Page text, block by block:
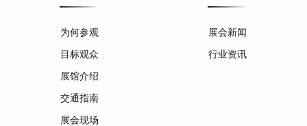
为何参观
目标观众
展馆介绍
交通指南
展会现场
展会新闻
行业资讯